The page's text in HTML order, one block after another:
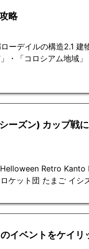
略
ーデイルの構造2.1
・「コロシアム地域
ーズン) カップ戦
Retro
ケット団 たまご イシ
イベントをケイリ